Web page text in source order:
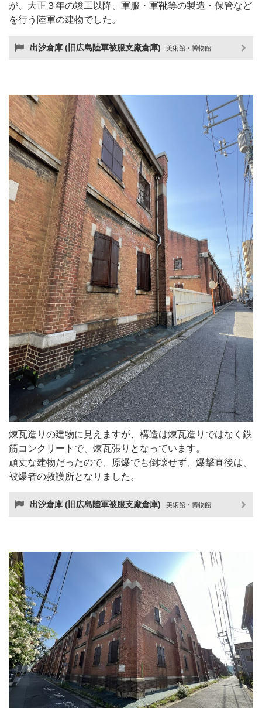
が、大正３年の竣工以降、軍服・軍靴等の製造・保管など
を行う陸軍の建物でした。
出汐倉庫 (旧広島陸軍被服支廠倉庫) 美術館・博物館
煉瓦造りの建物に見えますが、構造は煉瓦造りではなく鉄
筋コンクリートで、煉瓦張りとなっています。
頑丈な建物だったので、原爆でも倒壊せず、爆撃直後は、
被爆者の救護所となりました。
出汐倉庫 (旧広島陸軍被服支廠倉庫) 美術館・博物館